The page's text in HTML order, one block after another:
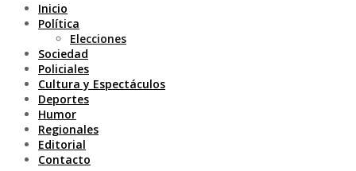
Inicio
Política
Elecciones
Sociedad
Policiales
Cultura y Espectáculos
Deportes
Humor
Regionales
Editorial
Contacto